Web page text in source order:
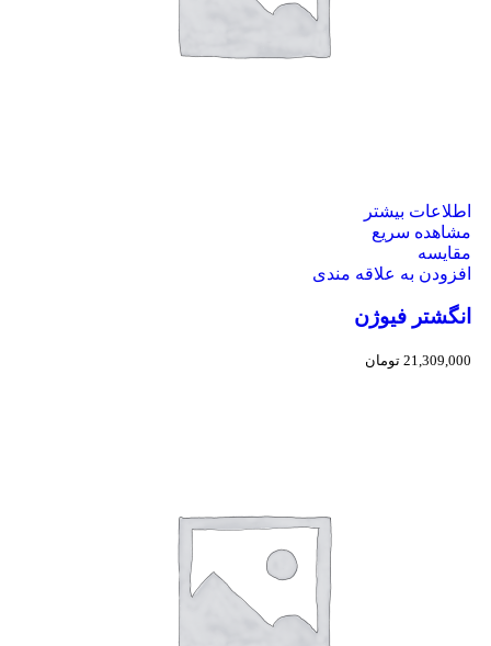
اطلاعات بیشتر
مشاهده سریع
مقایسه
افزودن به علاقه مندی
انگشتر فیوژن
21,309,000 تومان